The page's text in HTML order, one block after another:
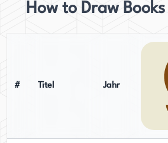
How to Draw Books
# Titel Jahr